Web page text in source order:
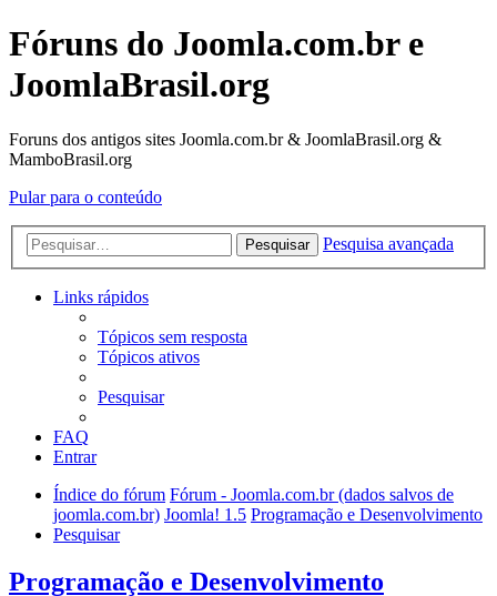
Fóruns do Joomla.com.br e
JoomlaBrasil.org
Foruns dos antigos sites Joomla.com.br & JoomlaBrasil.org &
MamboBrasil.org
Pular para o conteúdo
Pesquisar Pesquisa avançada
Links rápidos
Tópicos sem resposta
Tópicos ativos
Pesquisar
FAQ
Entrar
Índice do fórum Fórum - Joomla.com.br (dados salvos de
joomla.com.br) Joomla! 1.5 Programação e Desenvolvimento
Pesquisar
Programação e Desenvolvimento